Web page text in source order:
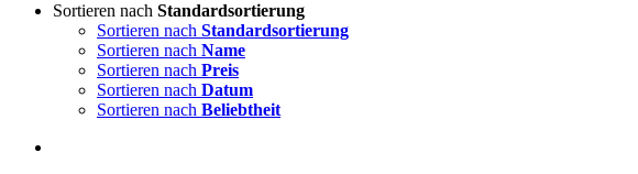
Sortieren nach Standardsortierung
Sortieren nach Standardsortierung
Sortieren nach Name
Sortieren nach Preis
Sortieren nach Datum
Sortieren nach Beliebtheit